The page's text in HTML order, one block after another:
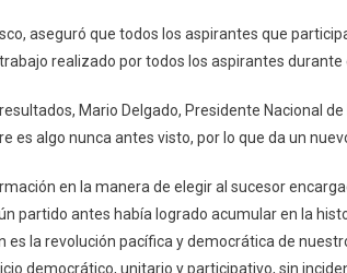
aseguró que todos los aspirantes que
realizado por todos los aspirantes durante
Mario Delgado, Presidente Nacional
es algo nunca antes visto, por lo que da un
en la manera de elegir al sucesor
partido antes había logrado acumular en la
es la revolución pacífica y democrática de
democrático, unitario y participativo, sin